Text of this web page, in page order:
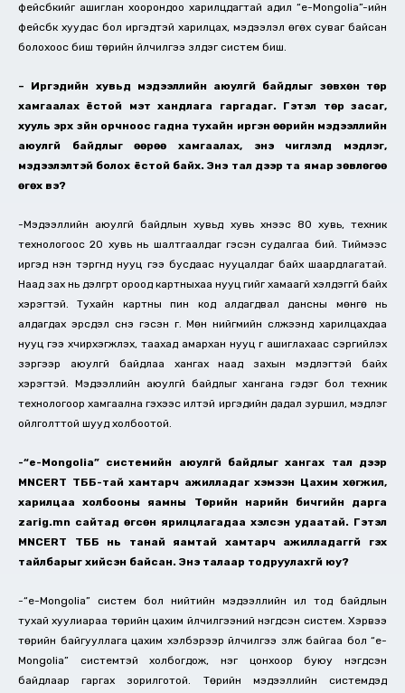
фейсбүүкийг ашиглан хоорондоо харилцдагтай адил “e-Mongolia”-ийн
фейсбүүк хуудас бол иргэдтэй харилцах, мэдээлэл өгөх суваг байсан
болохоос биш төрийн үйлчилгээ үзүүлдэг систем биш.
– Иргэдийн хувьд мэдээллийн аюулгүй байдлыг зөвхөн төр
хамгаалах ёстой мэт хандлага гаргадаг. Гэтэл төр засаг,
хууль эрх зүйн орчноос гадна тухайн иргэн өөрийн мэдээллийн
аюулгүй байдлыг өөрөө хамгаалах, энэ чиглэлд мэдлэг,
мэдээлэлтэй болох ёстой байх. Энэ тал дээр та ямар зөвлөгөө
өгөх вэ?
-Мэдээллийн аюулгүй байдлын хувьд хувь хүнээс 80 хувь, техник
технологоос 20 хувь нь шалтгаалдаг гэсэн судалгаа бий. Тиймээс
иргэд нэн тэргүүнд нууц үгээ бусдаас нууцалдаг байх шаардлагатай.
Наад зах нь дэлгүүрт ороод картныхаа нууц үгийг хамаагүй хэлдэггүй байх
хэрэгтэй. Тухайн картны пин код алдагдвал дансны мөнгө нь
алдагдах эрсдэл үүснэ гэсэн үг. Мөн нийгмийн сүлжээнд харилцахдаа
нууц үгээ хүчирхэгжүүлэх, таахад амархан нууц үг ашиглахаас сэргийлэх
зэргээр аюулгүй байдлаа хангах наад захын мэдлэгтэй байх
хэрэгтэй. Мэдээллийн аюулгүй байдлыг хангана гэдэг бол техник
технологоор хамгаална гэхээс илүүтэй иргэдийн дадал зуршил, мэдлэг
ойлголттой шууд холбоотой.
-“e-Mongolia” системийн аюулгүй байдлыг хангах тал дээр
MNCERT ТББ-тай хамтарч ажилладаг хэмээн Цахим хөгжил,
харилцаа холбооны яамны Төрийн нарийн бичгийн дарга
zarig.mn сайтад өгсөн ярилцлагадаа хэлсэн удаатай. Гэтэл
MNCERT ТББ нь танай яамтай хамтарч ажилладаггүй гэх
тайлбарыг хийсэн байсан. Энэ талаар тодруулахгүй юу?
-“e-Mongolia” систем бол нийтийн мэдээллийн ил тод байдлын
тухай хуулиараа төрийн цахим үйлчилгээний нэгдсэн систем. Хэрвээ
төрийн байгууллага цахим хэлбэрээр үйлчилгээ үзүүлж байгаа бол “e-
Mongolia” системтэй холбогдож, нэг цонхоор буюу нэгдсэн
байдлаар гаргах зорилготой. Төрийн мэдээллийн системүүдэд